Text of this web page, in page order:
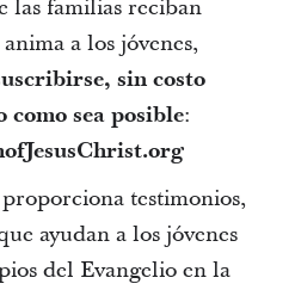
las familias reciban
a los jóvenes,
sin costo
sea posible:
testimonios,
ayudan a los jóvenes
del Evangelio en la